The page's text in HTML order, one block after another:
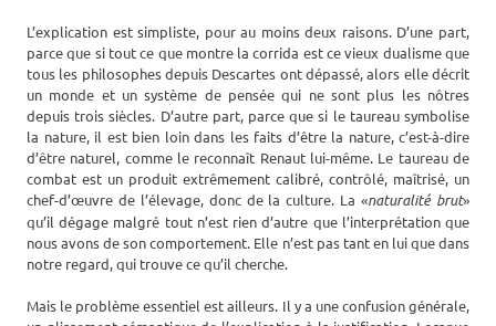
L’explication est simpliste, pour au moins deux raisons. D’une part,
parce que si tout ce que montre la corrida est ce vieux dualisme que
tous les philosophes depuis Descartes ont dépassé, alors elle décrit
un monde et un système de pensée qui ne sont plus les nôtres
depuis trois siècles. D’autre part, parce que si le taureau symbolise
la nature, il est bien loin dans les faits d’être la nature, c’est-à-dire
d’être naturel, comme le reconnaît Renaut lui-même. Le taureau de
combat est un produit extrêmement calibré, contrôlé, maîtrisé, un
chef-d’œuvre de l’élevage, donc de la culture. La «naturalité brut»
qu’il dégage malgré tout n’est rien d’autre que l’interprétation que
nous avons de son comportement. Elle n’est pas tant en lui que dans
notre regard, qui trouve ce qu’il cherche.
Mais le problème essentiel est ailleurs. Il y a une confusion générale,